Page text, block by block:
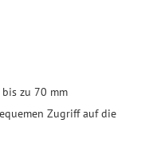
zu 70 mm
Zugriff auf die